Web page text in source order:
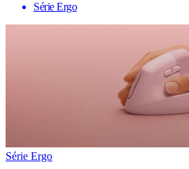
Série Ergo
Série Ergo